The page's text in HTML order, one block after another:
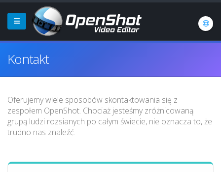
Kontakt
Oferujemy wiele sposobów skontaktowania się z
zespołem OpenShot. Chociaż jesteśmy zróżnicowaną
grupą ludzi rozsianych po całym świecie, nie oznacza to, że
trudno nas znaleźć.